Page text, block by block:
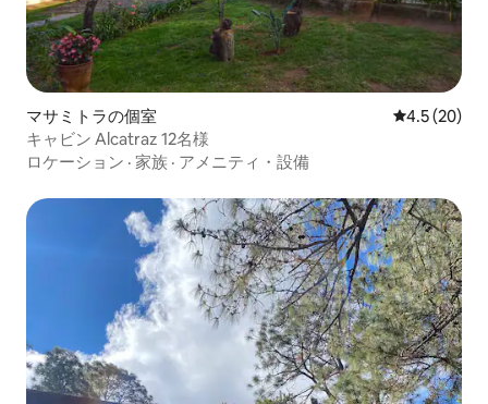
マサミトラの個室 レビュー20
4.5 (20)
キャビン Alcatraz 12名様
ロケーション · 家族 · アメニティ・設備